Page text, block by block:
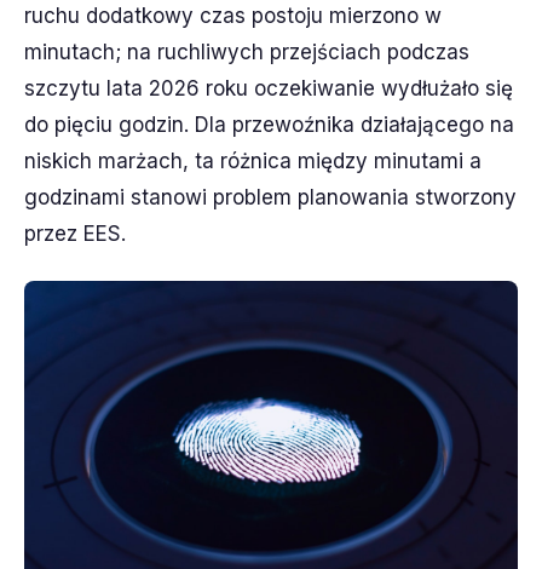
ruchu dodatkowy czas postoju mierzono w
minutach; na ruchliwych przejściach podczas
szczytu lata 2026 roku oczekiwanie wydłużało się
do pięciu godzin. Dla przewoźnika działającego na
niskich marżach, ta różnica między minutami a
godzinami stanowi problem planowania stworzony
przez EES.